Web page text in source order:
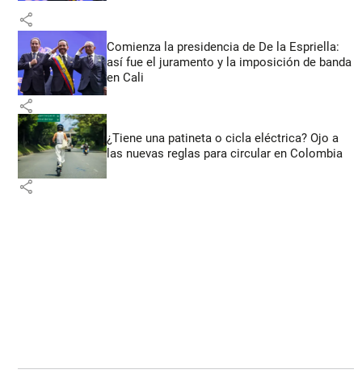
share
Comienza la presidencia de De la Espriella:
así fue el juramento y la imposición de banda
en Cali
share
¿Tiene una patineta o cicla eléctrica? Ojo a
las nuevas reglas para circular en Colombia
share